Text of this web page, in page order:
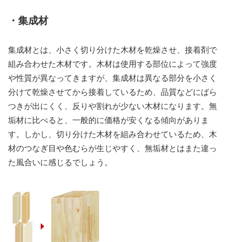
・集成材
集成材とは、小さく切り分けた木材を乾燥させ、接着剤で
組み合わせた木材です。木材は使用する部位によって強度
や性質が異なってきますが、集成材は異なる部分を小さく
分けて乾燥させてから接着しているため、品質などにばら
つきが出にくく、反りや割れが少ない木材になります。無
垢材に比べると、一般的に価格が安くなる傾向がありま
す。しかし、切り分けた木材を組み合わせているため、木
材のつなぎ目や色むらが生じやすく、無垢材とはまた違っ
た風合いに感じるでしょう。